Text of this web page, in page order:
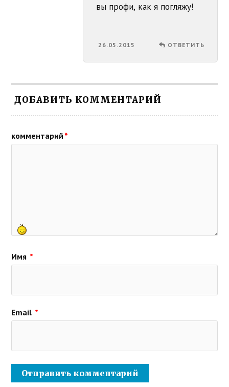
вы профи, как я погляжу!
26.05.2015 ОТВЕТИТЬ
ДОБАВИТЬ КОММЕНТАРИЙ
комментарий *
Имя *
Email *